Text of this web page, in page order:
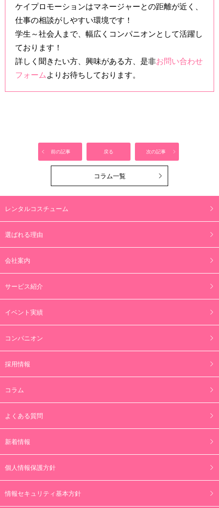
ケイプロモーションはマネージャーとの距離が近く、
仕事の相談がしやすい環境です！
学生～社会人まで、幅広くコンパニオンとして活躍し
ております！
詳しく聞きたい方、興味がある方、是非お問い合わせ
フォームよりお待ちしております。
前の記事 戻る 次の記事
コラム一覧
レンタルコスチューム
選ばれる理由
会社案内
サービス紹介
イベント実績
コンパニオン
採用情報
コラム
よくある質問
新着情報
個人情報保護方針
情報セキュリティ基本方針